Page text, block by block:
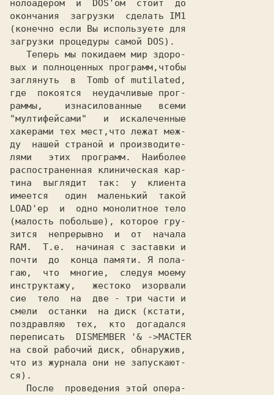
нолоадером  и  DOS'ом  стоит  до
окончания  загрузки  сделать IM1
(конечно если Вы используете для
загрузки процедуры самой DOS).
вых и полноценных программ,чтобы
заглянуть  в  Tomb of mutilated,
где  покоятся  неудачливые прог-
раммы,    изнасилованные   всеми
"мултифейсами"   и  искалеченные
хакерами тех мест,что лежат меж-
ду  нашей страной и производите-
лями   этих  программ.  Наиболее
распостраненная клиническая кар-
тина  выглядит  так:  у  клиента
имеется   один  маленький  такой
LOAD'ер  и  одно монолитное тело
(малость побольше), которое гру-
зится  непрерывно  и  от  начала
RAM.  Т.е.  начиная с заставки и
почти  до  конца памяти. Я пола-
гаю,  что  многие,  следуя моему
инструктажу,   жестоко  изорвали
сие  тело  на  две - три части и
смели  останки  на диск (кстати,
поздравляю  тех,  кто  догадался
переписать  DISMEMBER '& ->MACTER
на свой рабочий диск, обнаружив,
что из журнала они не запускают-
ся).